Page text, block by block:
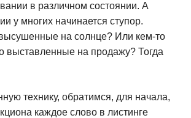
в различном состоянии. А
у многих начинается ступор.
на солнце? Или кем-то
выставленные на продажу? Тогда
технику, обратимся, для начала,
каждое слово в листинге